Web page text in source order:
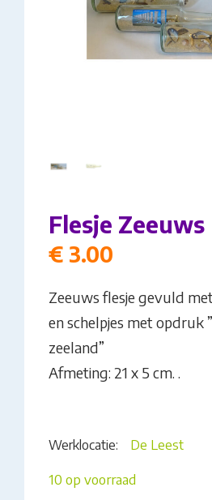
Werklocatie: De Leest
Flesje Zeeuws
€ 3.00
Zeeuws flesje gevuld
en schelpjes met opdruk
zeeland”
Afmeting: 21 x 5 cm. .
10 op voorraad